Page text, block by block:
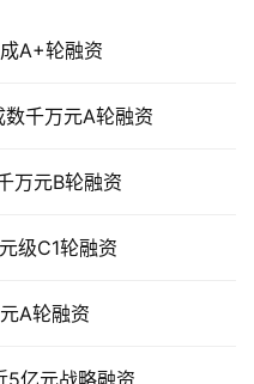
A+轮融资
千万元A轮融资
万元B轮融资
级C1轮融资
A轮融资
5亿元战略融资